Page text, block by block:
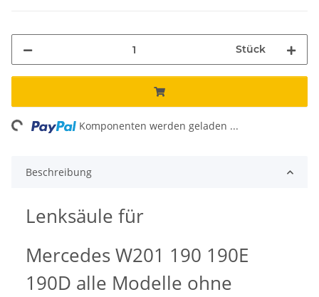
Stück
Komponenten werden geladen ...
Beschreibung
Lenksäule für
Mercedes W201 190 190E
190D alle Modelle ohne